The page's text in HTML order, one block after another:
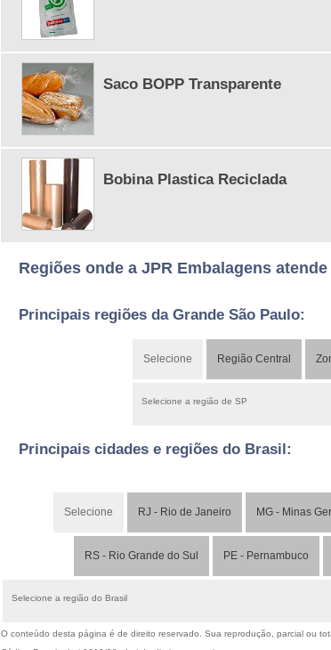
Saco BOPP Transparente
Bobina Plastica Reciclada
Regiões onde a JPR Embalagens
Principais regiões da Grande São Paulo:
Selecione Região Central
Selecione a região de SP
Principais cidades e regiões do Brasil:
Selecione RJ - Rio de Janeiro MG - Minas
RS - Rio Grande do Sul PE - Pernambuco
Selecione a região do Brasil
O conteúdo desta página é de direito reservado. Sua reprodução, parcial ou